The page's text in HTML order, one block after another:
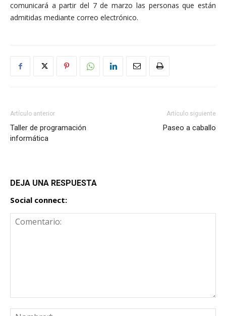
comunicará a partir del 7 de marzo las personas que están
admitidas mediante correo electrónico.
Artículo anterior
Taller de programación
informática
Artículo siguiente
Paseo a caballo
DEJA UNA RESPUESTA
Social connect: